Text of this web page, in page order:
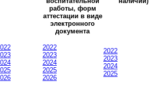
работы, форм
аттестации в виде
электронного
документа
2022
2023
2024
2025
2026
2022
2023
2024
2025